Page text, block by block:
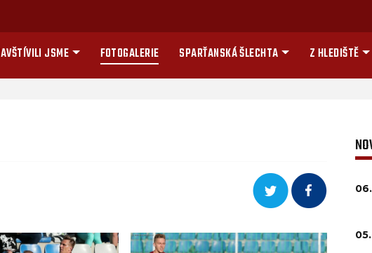
JSME FOTOGALERIE SPARŤANSKÁ ŠLECHTA Z HLEDIŠTĚ